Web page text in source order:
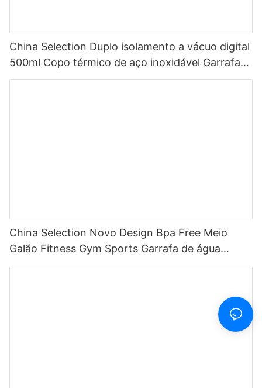
China Selection Duplo isolamento a vácuo digital
500ml Copo térmico de aço inoxidável Garrafa
de água inteligente com display de temperatura
China Selection Novo Design Bpa Free Meio
Galão Fitness Gym Sports Garrafa de água
motivacional de plástico transparente com